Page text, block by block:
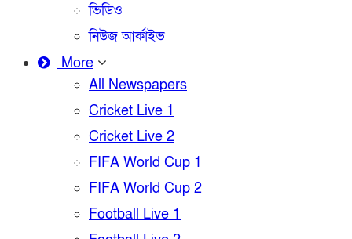
ভিডিও
নিউজ আর্কাইভ
More
All Newspapers
Cricket Live 1
Cricket Live 2
FIFA World Cup 1
FIFA World Cup 2
Football Live 1